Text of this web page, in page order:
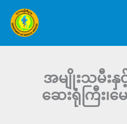
content
အမျိုးသမီး
ဆေးရုံကြီး၊မ